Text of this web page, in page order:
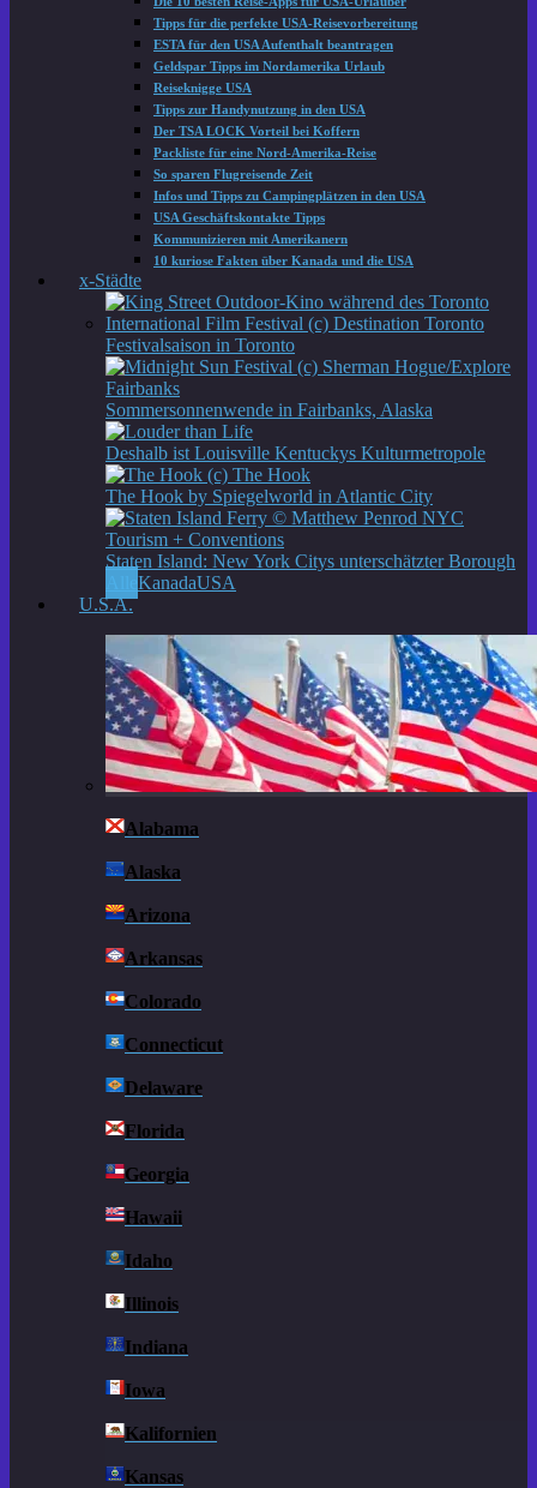
Tipps für die perfekte USA-Reisevorbereitung
ESTA für den USA Aufenthalt beantragen
Geldspar Tipps im Nordamerika Urlaub
Reiseknigge USA
Tipps zur Handynutzung in den USA
Der TSA LOCK Vorteil bei Koffern
Packliste für eine Nord-Amerika-Reise
So sparen Flugreisende Zeit
Infos und Tipps zu Campingplätzen in den USA
USA Geschäftskontakte Tipps
Kommunizieren mit Amerikanern
10 kuriose Fakten über Kanada und die USA
x-Städte
Festivalsaison in Toronto
Sommersonnenwende in Fairbanks, Alaska
Deshalb ist Louisville Kentuckys Kulturmetropole
The Hook by Spiegelworld in Atlantic City
Staten Island: New York Citys unterschätzter Borough
KanadaUSA
U.S.A.
Alabama
Alaska
Arizona
Arkansas
Colorado
Connecticut
Delaware
Florida
Georgia
Hawaii
Idaho
Illinois
Indiana
Iowa
Kalifornien
Kansas